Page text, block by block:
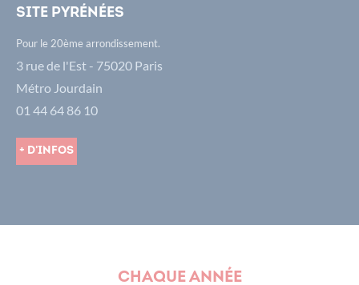
Site Pyrénées
Pour le 20ème arrondissement.
3 rue de l'Est - 75020 Paris
Métro Jourdain
01 44 64 86 10
+ d'infos
Chaque année